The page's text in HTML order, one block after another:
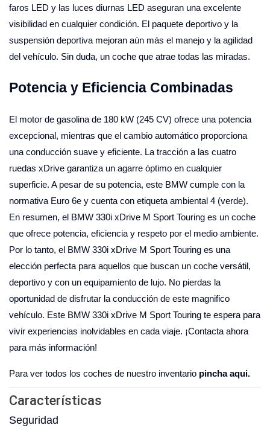
faros LED y las luces diurnas LED aseguran una excelente
visibilidad en cualquier condición. El paquete deportivo y la
suspensión deportiva mejoran aún más el manejo y la agilidad
del vehículo. Sin duda, un coche que atrae todas las miradas.
Potencia y Eficiencia Combinadas
El motor de gasolina de 180 kW (245 CV) ofrece una potencia
excepcional, mientras que el cambio automático proporciona
una conducción suave y eficiente. La tracción a las cuatro
ruedas xDrive garantiza un agarre óptimo en cualquier
superficie. A pesar de su potencia, este BMW cumple con la
normativa Euro 6e y cuenta con etiqueta ambiental 4 (verde).
En resumen, el BMW 330i xDrive M Sport Touring es un coche
que ofrece potencia, eficiencia y respeto por el medio ambiente.
Por lo tanto, el BMW 330i xDrive M Sport Touring es una
elección perfecta para aquellos que buscan un coche versátil,
deportivo y con un equipamiento de lujo. No pierdas la
oportunidad de disfrutar la conducción de este magnifico
vehículo. Este BMW 330i xDrive M Sport Touring te espera para
vivir experiencias inolvidables en cada viaje. ¡Contacta ahora
para más información!
Para ver todos los coches de nuestro inventario pincha aqui.
Características
Seguridad